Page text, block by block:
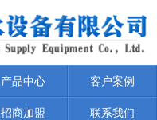
产品中心 客户案例
招商加盟 联系我们